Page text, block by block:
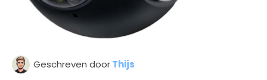
Geschreven doorThijs